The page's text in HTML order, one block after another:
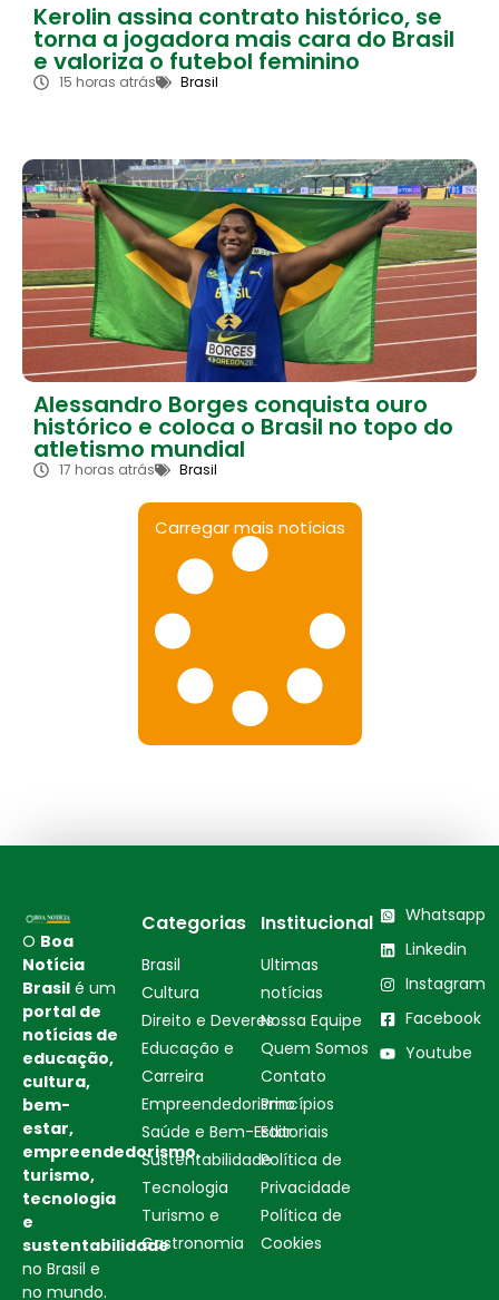
Kerolin assina contrato histórico, se
torna a jogadora mais cara do Brasil
e valoriza o futebol feminino
15 horas atrás Brasil
Alessandro Borges conquista ouro
histórico e coloca o Brasil no topo do
atletismo mundial
17 horas atrás Brasil
Carregar mais notícias
O Boa
Notícia
Brasil é um
portal de
notícias de
educação,
cultura,
bem-
estar,
empreendedorismo,
turismo,
tecnologia
e
sustentabilidade
no Brasil e
no mundo.
Categorias
Brasil
Cultura
Direito e Deveres
Educação e
Carreira
Empreendedorismo
Saúde e Bem-Estar
Sustentabilidade
Tecnologia
Turismo e
Gastronomia
Institucional
Ultimas
notícias
Nossa Equipe
Quem Somos
Contato
Princípios
Editoriais
Política de
Privacidade
Política de
Cookies
Whatsapp
Linkedin
Instagram
Facebook
Youtube